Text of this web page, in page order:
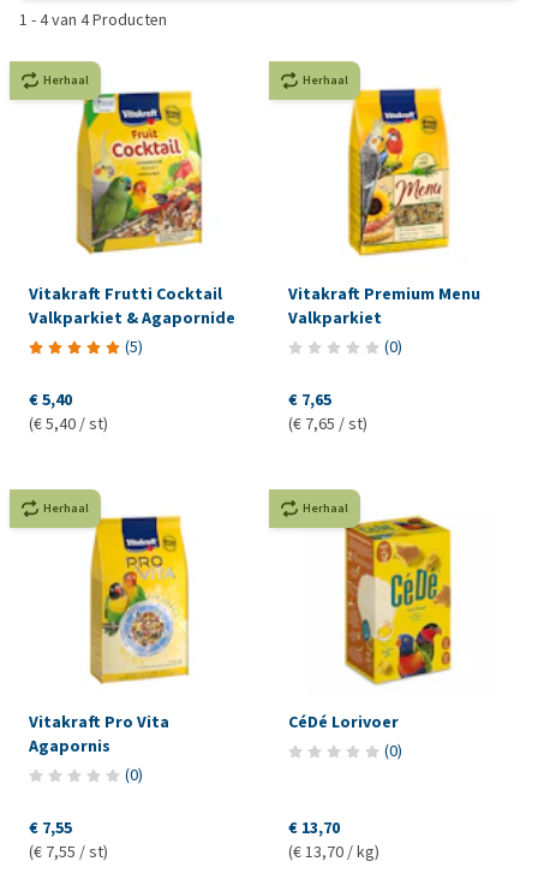
1 -4van 4Producten
Herhaal
Vitakraft Frutti Cocktail
Valkparkiet & Agapornide
(5)
€ 5,40
(€ 5,40 / st)
Herhaal
Vitakraft Premium Menu
Valkparkiet
(0)
€ 7,65
(€ 7,65 / st)
Herhaal
Vitakraft Pro Vita
Agapornis
(0)
€ 7,55
(€ 7,55 / st)
Herhaal
CéDé Lorivoer
(0)
€ 13,70
(€ 13,70 / kg)